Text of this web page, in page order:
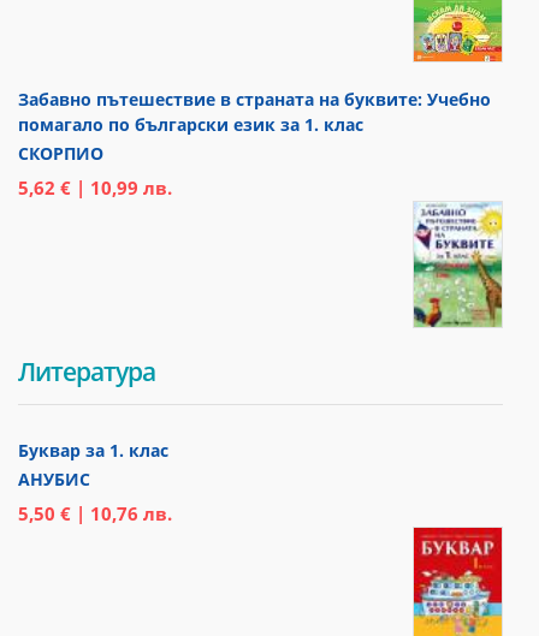
Забавно пътешествие в страната на буквите: Учебно
помагало по български език за 1. клас
СКОРПИО
5,62 € | 10,99 лв.
Литература
Буквар за 1. клас
АНУБИС
5,50 € | 10,76 лв.